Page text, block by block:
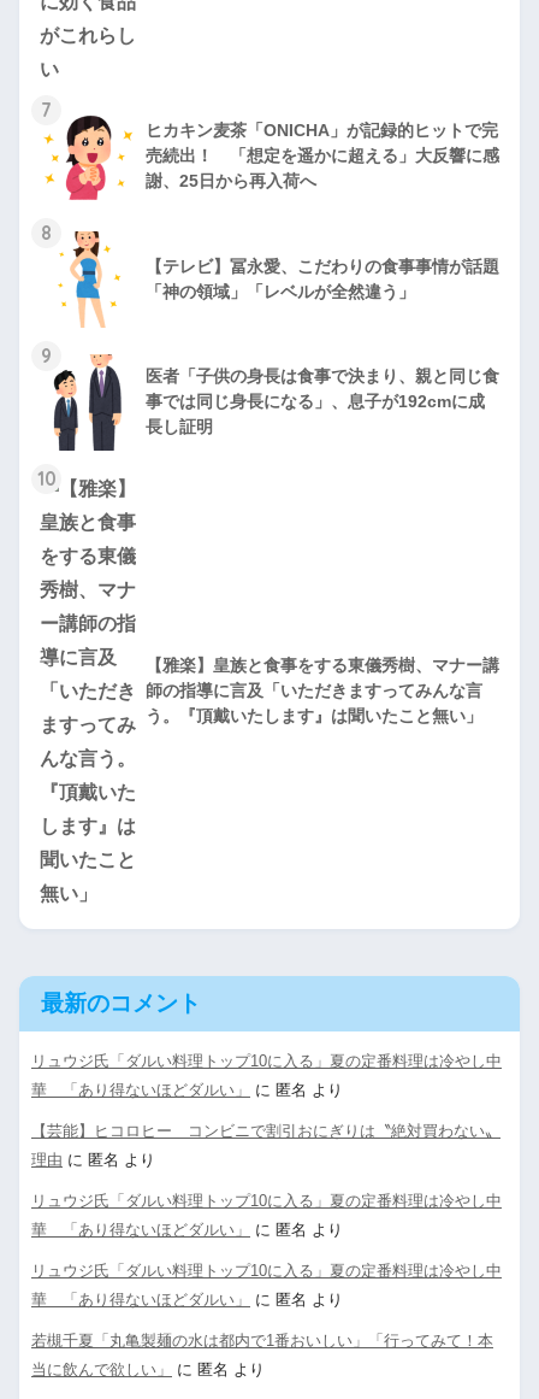
7
ヒカキン麦茶「ONICHA」が記録的ヒットで完
売続出！ 「想定を遥かに超える」大反響に感
謝、25日から再入荷へ
8
【テレビ】冨永愛、こだわりの食事事情が話題
「神の領域」「レベルが全然違う」
9
医者「子供の身長は食事で決まり、親と同じ食
事では同じ身長になる」、息子が192cmに成
長し証明
10
【雅楽】皇族と食事をする東儀秀樹、マナー講
師の指導に言及「いただきますってみんな言
う。『頂戴いたします』は聞いたこと無い」
最新のコメント
リュウジ氏「ダルい料理トップ10に入る」夏の定番料理は冷やし中
華 「あり得ないほどダルい」
に 匿名 より
【芸能】ヒコロヒー コンビニで割引おにぎりは〝絶対買わない〟
理由 に 匿名 より
リュウジ氏「ダルい料理トップ10に入る」夏の定番料理は冷やし中
華 「あり得ないほどダルい」
に 匿名 より
リュウジ氏「ダルい料理トップ10に入る」夏の定番料理は冷やし中
華 「あり得ないほどダルい」
に 匿名 より
若槻千夏「丸亀製麺の水は都内で1番おいしい」「行ってみて！本
当に飲んで欲しい」
に 匿名 より